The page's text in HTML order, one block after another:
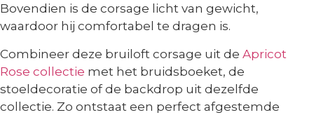
Bovendien is de corsage licht van gewicht,
waardoor hij comfortabel te dragen is.
Combineer deze bruiloft corsage uit de Apricot
Rose collectie met het bruidsboeket, de
stoeldecoratie of de backdrop uit dezelfde
collectie. Zo ontstaat een perfect afgestemde